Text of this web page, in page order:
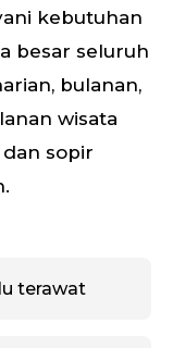
kebutuhan
besar seluruh
bulanan,
wisata
sopir
terawat